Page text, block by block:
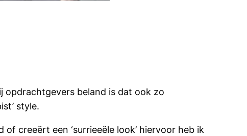
opdrachtgevers beland is dat ook zo
style.
creeërt een ‘surrieeële look’ hiervoor heb ik